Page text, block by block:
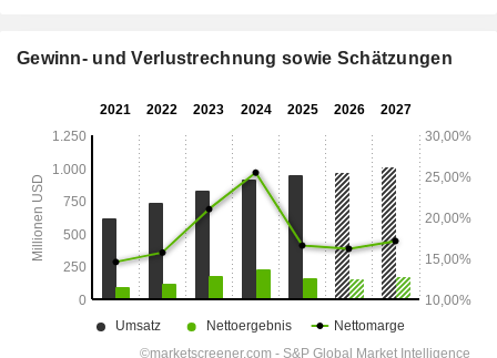
Gewinn- und Verlustrechnung sowie Schätzungen